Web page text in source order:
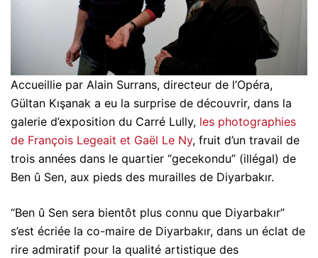
Accueillie par Alain Surrans, directeur de l’Opéra,
Gültan Kışanak a eu la surprise de découvrir, dans la
galerie d’exposition du Carré Lully, les photographies
de François Legeait et Gaël Le Ny, fruit d’un travail de
trois années dans le quartier “gecekondu” (illégal) de
Ben û Sen, aux pieds des murailles de Diyarbakır.
“Ben û Sen sera bientôt plus connu que Diyarbakır”
s’est écriée la co-maire de Diyarbakır, dans un éclat de
rire admiratif pour la qualité artistique des